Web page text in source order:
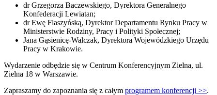
dr Grzegorza Baczewskiego, Dyrektora Generalnego
Konfederacji Lewiatan;
dr Ewę Flaszyńską, Dyrektor Departamentu Rynku Pracy w
Ministerstwie Rodziny, Pracy i Polityki Społecznej;
Jana Gąsienicę-Walczak, Dyrektora Wojewódzkiego Urzędu
Pracy w Krakowie.
Wydarzenie odbędzie się w Centrum Konferencyjnym Zielna, ul.
Zielna 18 w Warszawie.
Zapraszamy do zapoznania się z całym programem konferencji >>.